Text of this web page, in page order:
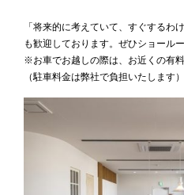
「将来的に考えていて、すぐするわ
も歓迎しております。ぜひショール
※お車でお越しの際は、お近くの有
（駐車料金は弊社で負担いたします）